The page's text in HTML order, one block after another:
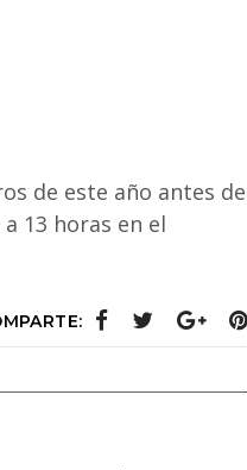
de este año antes de
13 horas en el